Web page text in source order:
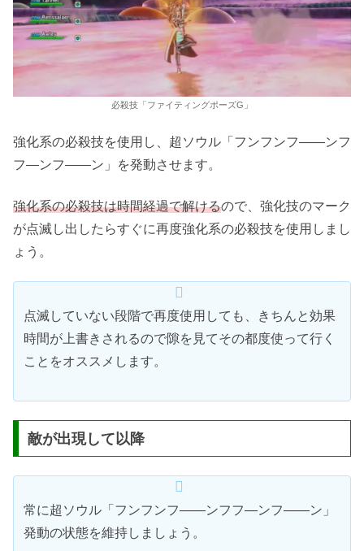
必殺技「ファイティングポーズG」
強化系の必殺技を使用し、超ソウル「フンフンフ――ンフ
フ―ンフ――ン」を発動させます。
強化系の必殺技は時間経過で解けるので、強化技のマーク
が点滅し出したらすぐに再度強化系の必殺技を使用しまし
ょう。
点滅していない段階で再度使用しても、きちんと効果
時間が上書きされるので隙を見てその都度使って行く
ことをオススメします。
敵が出現して以降
常に超ソウル「フンフンフ――ンフフ―ンフ――ン」
発動の状態を維持しましょう。